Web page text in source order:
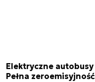
Elektryczne
Pełna